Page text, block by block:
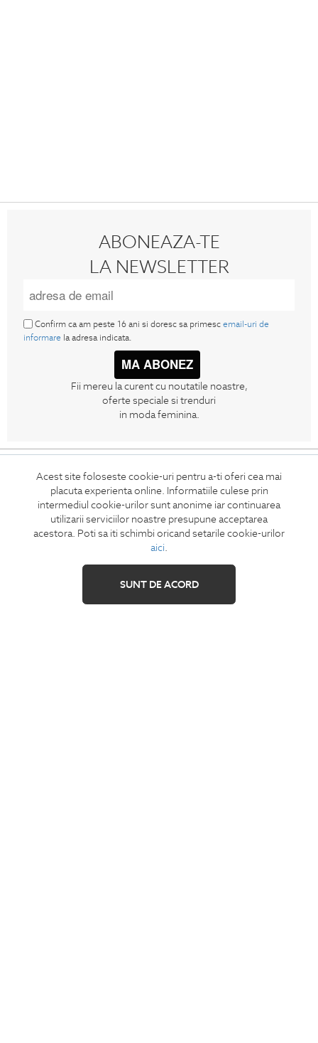
Acest site foloseste cookie-uri pentru a-ti oferi cea mai
placuta experienta online. Informatiile culese prin
intermediul cookie-urilor sunt anonime iar continuarea
utilizarii serviciilor noastre presupune acceptarea
acestora. Poti sa iti schimbi oricand setarile cookie-urilor
aici.
SUNT DE ACORD
ABONEAZA-TE
LA NEWSLETTER
Confirm ca am peste 16 ani si doresc sa primesc email-uri de
informare la adresa indicata.
MA ABONEZ
Fii mereu la curent cu noutatile noastre,
oferte speciale si trenduri
in moda feminina.
Termeni si conditii
Retur
Securitatea datelor
Feedback site
ANPC
SOL